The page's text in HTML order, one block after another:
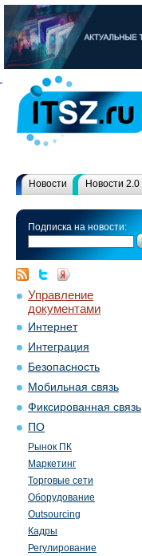
Новости Новости 2.0
Подписка на новости:
Управление
документами
Интернет
Интеграция
Безопасность
Мобильная связь
Фиксированная связь
ПО
Рынок ПК
Маркетинг
Торговые сети
Оборудование
Outsourcing
Кадры
Регулирование